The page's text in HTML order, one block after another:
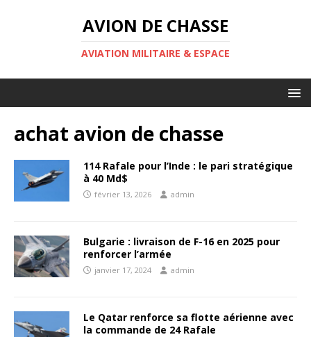
AVION DE CHASSE
AVIATION MILITAIRE & ESPACE
achat avion de chasse
114 Rafale pour l’Inde : le pari stratégique
à 40 Md$
février 13, 2026 admin
Bulgarie : livraison de F-16 en 2025 pour
renforcer l’armée
janvier 17, 2024 admin
Le Qatar renforce sa flotte aérienne avec
la commande de 24 Rafale